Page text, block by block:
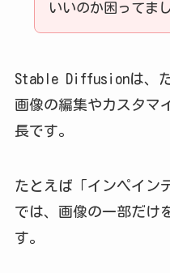
いいのか困ってまし
Stable Diffusionは、た
画像の編集やカスタマ
長です。
たとえば「インペイン
では、画像の一部だけ
す。